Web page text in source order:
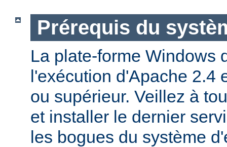
Prérequis du
La plate-forme Windows
l'exécution d'Apache 2.4
ou supérieur. Veillez à
et installer le dernier
les bogues du système